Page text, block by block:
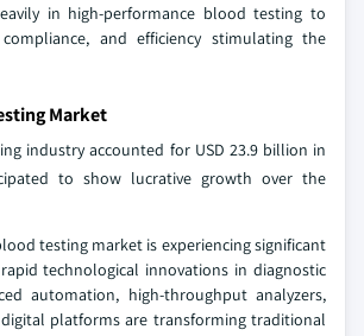
in high-performance blood testing to
and efficiency stimulating the
Market
industry accounted for USD 23.9 billion in
to show lucrative growth over the
testing market is experiencing significant
technological innovations in diagnostic
automation, high-throughput analyzers,
platforms are transforming traditional